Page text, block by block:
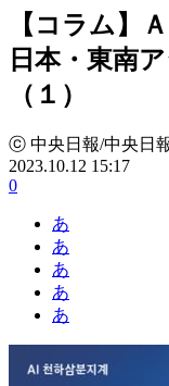
【コラム】
日本・東南
（１）
ⓒ 中央日報/中央日
2023.10.12 15:17
0
あ
あ
あ
あ
あ